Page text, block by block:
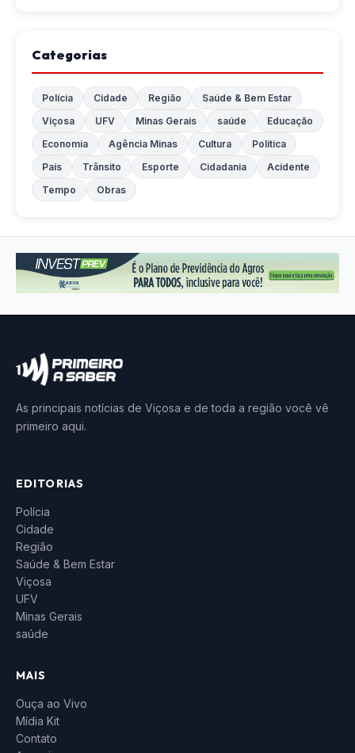
Categorias
Polícia Cidade Região
Saúde & Bem Estar
Viçosa
UFV Minas Gerais saúde
Educação
Economia
Agência Minas Cultura
Política
País
Trânsito Esporte Cidadania
Acidente
Tempo
Obras
As principais notícias de Viçosa e de toda a região você vê
primeiro aqui.
EDITORIAS
Polícia
Cidade
Região
Saúde & Bem Estar
Viçosa
UFV
Minas Gerais
saúde
MAIS
Ouça ao Vivo
Mídia Kit
Contato